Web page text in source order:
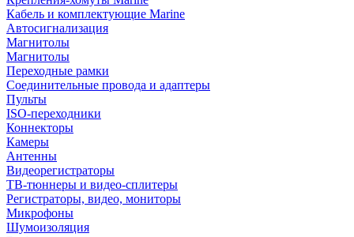
Кабель и комплектующие Marine
Автосигнализация
Магнитолы
Магнитолы
Переходные рамки
Соединительные провода и адаптеры
Пульты
ISO-переходники
Коннекторы
Камеры
Антенны
Видеорегистраторы
ТВ-тюннеры и видео-сплитеры
Регистраторы, видео, мониторы
Микрофоны
Шумоизоляция